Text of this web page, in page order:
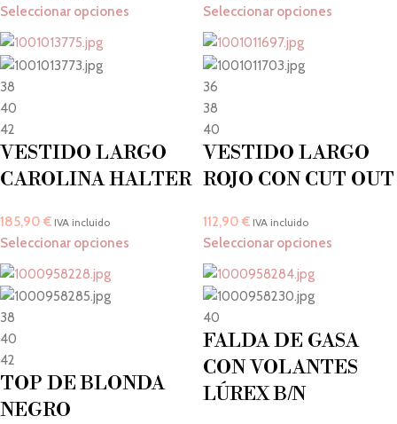
Seleccionar opciones Seleccionar opciones
38
40
42
VESTIDO LARGO
CAROLINA HALTER
185,90 € IVA incluido
Seleccionar opciones
36
38
40
VESTIDO LARGO
ROJO CON CUT OUT
112,90 € IVA incluido
Seleccionar opciones
38
40
42
TOP DE BLONDA
NEGRO
40
FALDA DE GASA
CON VOLANTES
LÚREX B/N